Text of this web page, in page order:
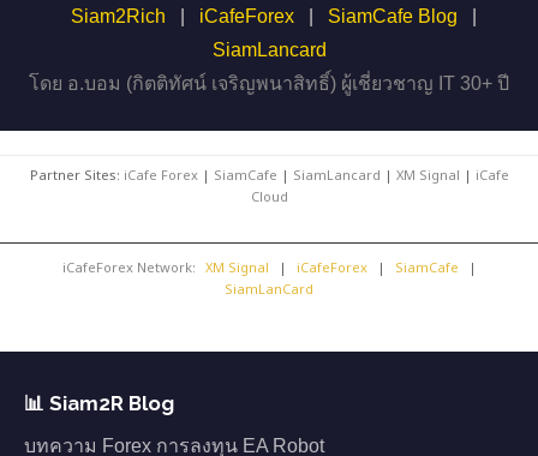
Siam2Rich
iCafeForex SiamCafe Blog
SiamLancard
โดย อ.บอม (กิตติทัศน์ เจริญพนาสิทธิ์) ผู้เชี่ยวชาญ IT 30+ ปี
Partner Sites: iCafe Forex| SiamCafe | SiamLancard | XM Signal | iCafe
Cloud
iCafeForex Network: XM Signal | iCafeForex | SiamCafe
|
SiamLanCard
📊 Siam2R Blog
บทความ Forex การลงทุน EA Robot